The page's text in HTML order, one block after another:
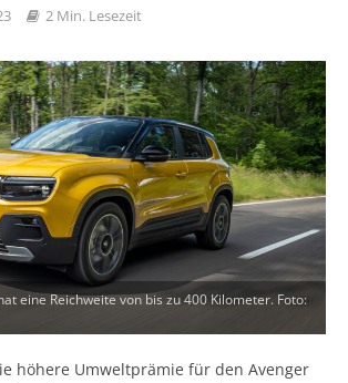
2 Min. Lesezeit
eine Reichweite von bis zu 400 Kilometer. Foto:
höhere Umweltprämie für den Avenger